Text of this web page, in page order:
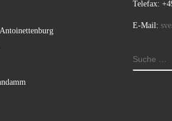
Telefax:
E-Mail:
SUCHE